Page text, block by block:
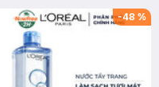
-48 %